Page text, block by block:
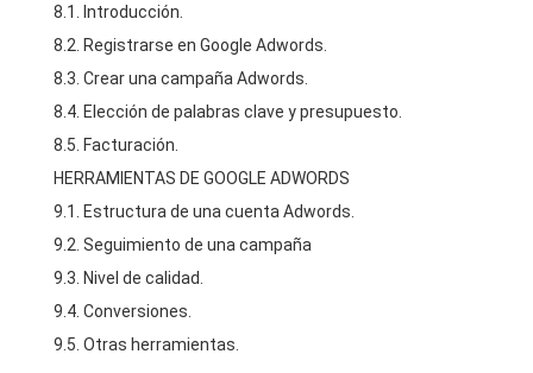
8.1. Introducción.
8.2. Registrarse en Google Adwords.
8.3. Crear una campaña Adwords.
8.4. Elección de palabras clave y presupuesto.
8.5. Facturación.
HERRAMIENTAS DE GOOGLE ADWORDS
9.1. Estructura de una cuenta Adwords.
9.2. Seguimiento de una campaña
9.3. Nivel de calidad.
9.4. Conversiones.
9.5. Otras herramientas.